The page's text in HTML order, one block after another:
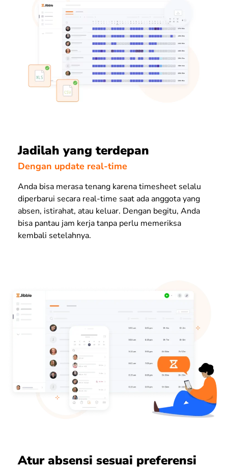
Jadilah yang terdepan
Dengan update real-time
Anda bisa merasa tenang karena timesheet selalu
diperbarui secara real-time saat ada anggota yang
absen, istirahat, atau keluar. Dengan begitu, Anda
bisa pantau jam kerja tanpa perlu memeriksa
kembali setelahnya.
Atur absensi sesuai preferensi